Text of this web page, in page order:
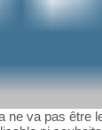
ne va pas être